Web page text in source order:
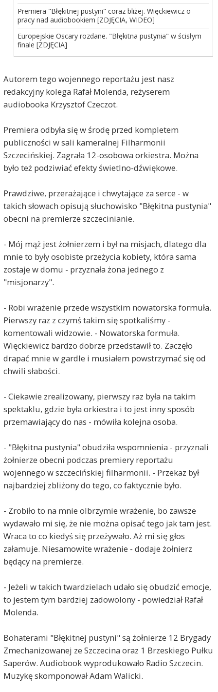
Premiera "Błękitnej pustyni" coraz bliżej. Więckiewicz o
pracy nad audiobookiem [ZDJĘCIA, WIDEO]
Europejskie Oscary rozdane. "Błękitna pustynia" w ścisłym
finale [ZDJĘCIA]
Autorem tego wojennego reportażu jest nasz
redakcyjny kolega Rafał Molenda, reżyserem
audiobooka Krzysztof Czeczot.
Premiera odbyła się w środę przed kompletem
publiczności w sali kameralnej Filharmonii
Szczecińskiej. Zagrała 12-osobowa orkiestra. Można
było też podziwiać efekty świetlno-dźwiękowe.
Prawdziwe, przerażające i chwytające za serce - w
takich słowach opisują słuchowisko "Błękitna pustynia"
obecni na premierze szczecinianie.
- Mój mąż jest żołnierzem i był na misjach, dlatego dla
mnie to były osobiste przeżycia kobiety, która sama
zostaje w domu - przyznała żona jednego z
"misjonarzy".
- Robi wrażenie przede wszystkim nowatorska formuła.
Pierwszy raz z czymś takim się spotkaliśmy -
komentowali widzowie. - Nowatorska formuła.
Więckiewicz bardzo dobrze przedstawił to. Zaczęło
drapać mnie w gardle i musiałem powstrzymać się od
chwili słabości.
- Ciekawie zrealizowany, pierwszy raz była na takim
spektaklu, gdzie była orkiestra i to jest inny sposób
przemawiający do nas - mówiła kolejna osoba.
- "Błękitna pustynia" obudziła wspomnienia - przyznali
żołnierze obecni podczas premiery reportażu
wojennego w szczecińskiej filharmonii. - Przekaz był
najbardziej zbliżony do tego, co faktycznie było.
- Zrobiło to na mnie olbrzymie wrażenie, bo zawsze
wydawało mi się, że nie można opisać tego jak tam jest.
Wraca to co kiedyś się przeżywało. Aż mi się głos
załamuje. Niesamowite wrażenie - dodaje żołnierz
będący na premierze.
- Jeżeli w takich twardzielach udało się obudzić emocje,
to jestem tym bardziej zadowolony - powiedział Rafał
Molenda.
Bohaterami "Błękitnej pustyni" są żołnierze 12 Brygady
Zmechanizowanej ze Szczecina oraz 1 Brzeskiego Pułku
Saperów. Audiobook wyprodukowało Radio Szczecin.
Muzykę skomponował Adam Walicki.